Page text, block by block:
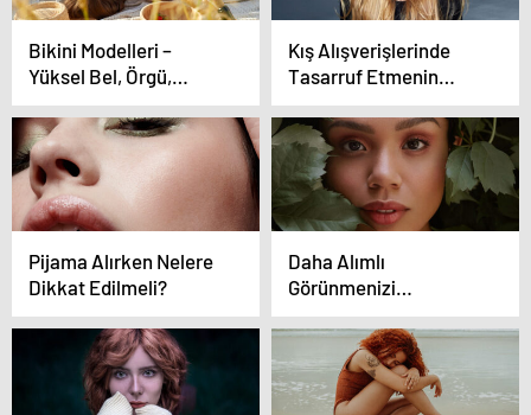
Bikini Modelleri –
Yüksel Bel, Örgü,
Şortlu Bikini Ve Mayo
Modelleri
Kış Alışverişlerinde
Tasarruf Etmenin
Yolları
Pijama Alırken Nelere
Dikkat Edilmeli?
Daha Alımlı
Görünmenizi
Sağlayacak 6 Stil
Düzenlemesi